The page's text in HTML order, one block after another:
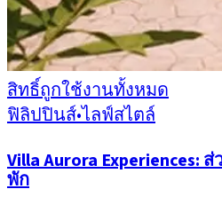
สิทธิ์ถูกใช้งานทั้งหมด
ฟิลิปปินส์•ไลฟ์สไตล์
Villa Aurora Experiences:
พัก